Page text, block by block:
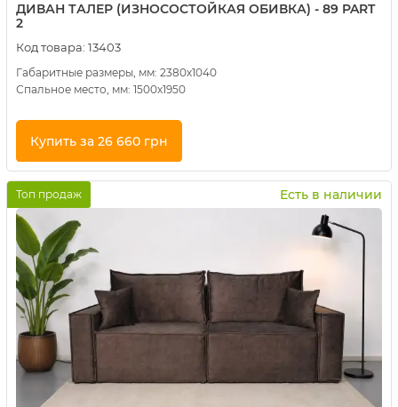
ДИВАН ТАЛЕР (ИЗНОСОСТОЙКАЯ ОБИВКА) - 89 PART
2
Код товара: 13403
Габаритные размеры, мм: 2380х1040
Спальное место, мм: 1500х1950
Купить за 26 660 грн
Купить в 1 клик
Есть в наличии
Топ продаж